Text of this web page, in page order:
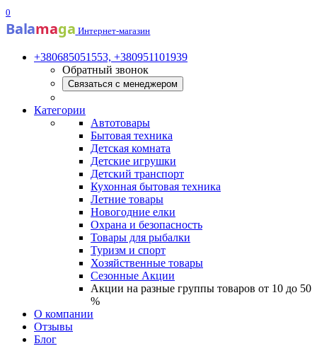
0
Balamaga Интернет-магазин
+380685051553, +380951101939
Обратный звонок
Связаться с менеджером
Категории
Автотовары
Бытовая техника
Детская комната
Детские игрушки
Детский транспорт
Кухонная бытовая техника
Летние товары
Новогодние елки
Охрана и безопасность
Товары для рыбалки
Туризм и спорт
Хозяйственные товары
Сезонные Акции
Акции на разные группы товаров от 10 до 50
%
О компании
Отзывы
Блог